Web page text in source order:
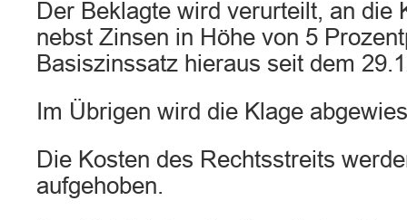
Der Beklagte wird verurteilt, an die
nebst Zinsen in Höhe von 5
Basiszinssatz hieraus seit dem
Im Übrigen wird die Klage
Die Kosten des Rechtsstreits
aufgehoben.